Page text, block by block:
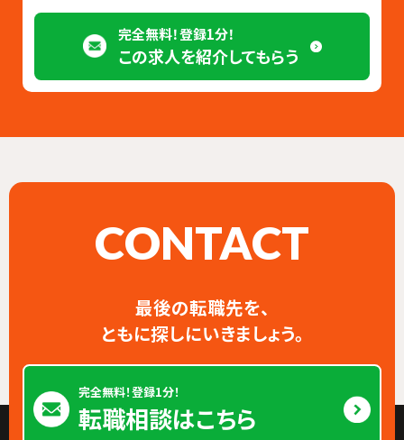
完全無料！登録1分！
この求人を紹介してもらう
CONTACT
最後の転職先を、
ともに探しにいきましょう。
完全無料！登録1分！
転職相談はこちら